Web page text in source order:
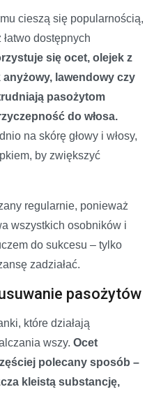
cieszą się popularnością,
dostępnych
się ocet, olejek z
lawendowy czy
pasożytom
do włosa.
na skórę głowy i włosy,
by zwiększyć
regularnie, ponieważ
wszystkich osobników i
do sukcesu – tylko
zadziałać.
pasożytów
które działają
wszy. Ocet
polecany sposób –
kleistą substancję,